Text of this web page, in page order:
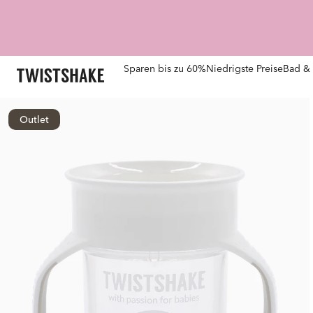
Sparen bis zu 60%Niedrigste PreiseBad
Outlet